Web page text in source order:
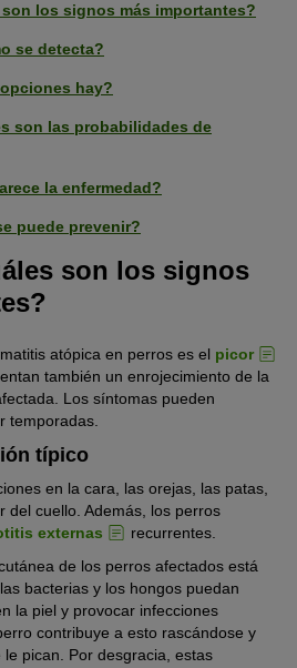
los signos más importantes?
se detecta?
hay?
son las probabilidades de
la enfermedad?
puede prevenir?
son los signos
atópica en perros es el picor
también un enrojecimiento de la
Los síntomas pueden
temporadas.
típico
en la cara, las orejas, las patas,
del cuello. Además, los perros
externas
recurrentes.
de los perros afectados está
bacterias y los hongos puedan
la piel y provocar infecciones
contribuye a esto rascándose y
pican. Por desgracia, estas